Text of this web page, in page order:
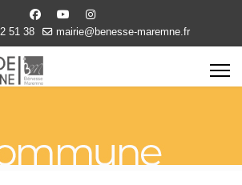
51 38 mairie@benesse-maremne.fr